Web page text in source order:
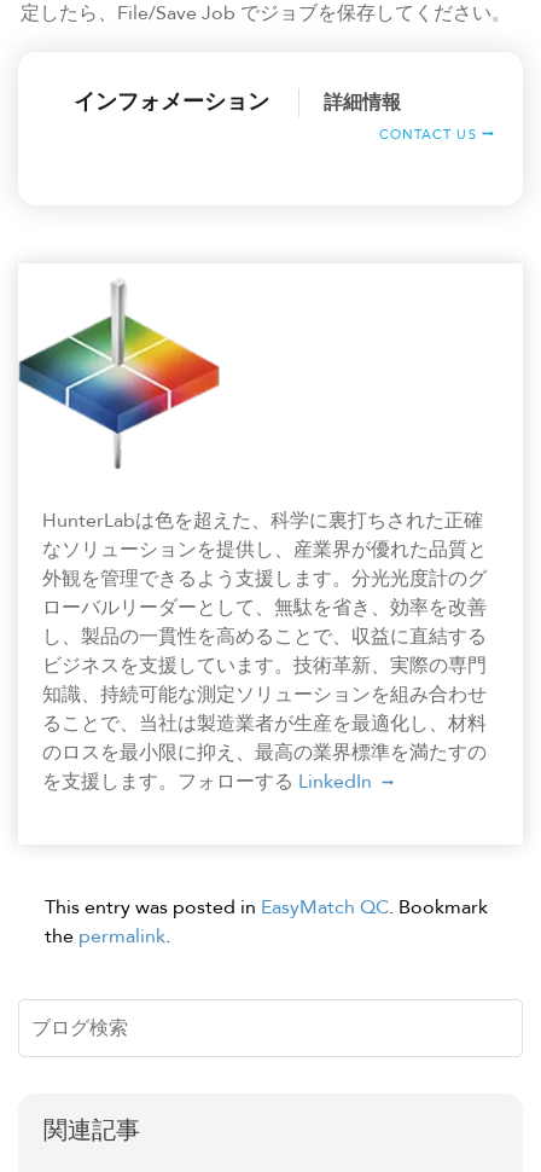
定したら、File/Save Job でジョブを保存してください。
インフォメーション 詳細情報
CONTACT US
HunterLabは色を超えた、科学に裏打ちされた正確
なソリューションを提供し、産業界が優れた品質と
外観を管理できるよう支援します。分光光度計のグ
ローバルリーダーとして、無駄を省き、効率を改善
し、製品の一貫性を高めることで、収益に直結する
ビジネスを支援しています。技術革新、実際の専門
知識、持続可能な測定ソリューションを組み合わせ
ることで、当社は製造業者が生産を最適化し、材料
のロスを最小限に抑え、最高の業界標準を満たすの
を支援します。フォローする LinkedIn
This entry was posted in EasyMatch QC. Bookmark
the permalink.
関連記事